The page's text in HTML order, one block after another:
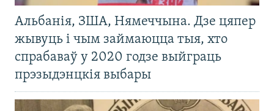
Альбанія, ЗША, Нямеччына. Дзе цяпер
жывуць і чым займаюцца тыя, хто
спрабаваў у 2020 годзе выйграць
прэзыдэнцкія выбары